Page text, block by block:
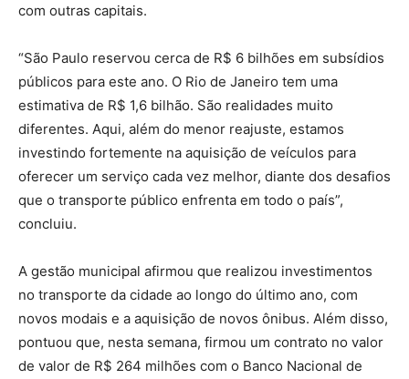
com outras capitais.
“São Paulo reservou cerca de R$ 6 bilhões em subsídios
públicos para este ano. O Rio de Janeiro tem uma
estimativa de R$ 1,6 bilhão. São realidades muito
diferentes. Aqui, além do menor reajuste, estamos
investindo fortemente na aquisição de veículos para
oferecer um serviço cada vez melhor, diante dos desafios
que o transporte público enfrenta em todo o país”,
concluiu.
A gestão municipal afirmou que realizou investimentos
no transporte da cidade ao longo do último ano, com
novos modais e a aquisição de novos ônibus. Além disso,
pontuou que, nesta semana, firmou um contrato no valor
de valor de R$ 264 milhões com o Banco Nacional de